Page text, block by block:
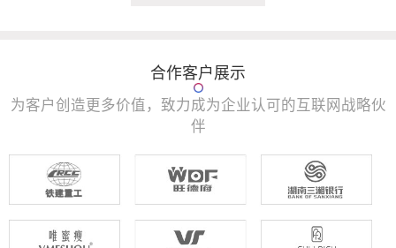
合作客户展示
为客户创造更多价值，致力成为企业认可的互联网战略伙
伴